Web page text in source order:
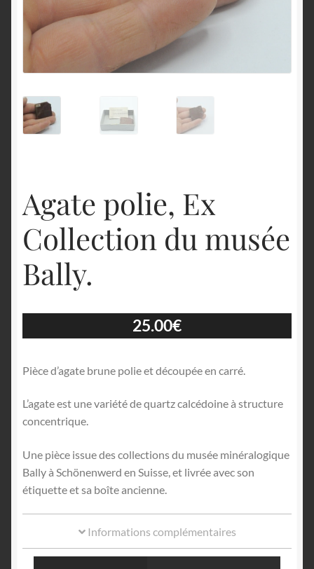
Agate polie, Ex
Collection du musée
Bally.
25.00€
Pièce d’agate brune polie et découpée en carré.
L’agate est une variété de quartz calcédoine à structure
concentrique.
Une pièce issue des collections du musée minéralogique
Bally à Schönenwerd en Suisse, et livrée avec son
étiquette et sa boîte ancienne.
Informations complémentaires